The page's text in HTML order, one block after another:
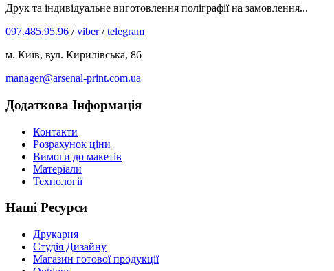
Друк та індивідуальне виготовлення поліграфії на замовлення...
097.485.95.96 /viber/telegram
м. Київ, вул. Кирилівська, 86
manager@arsenal-print.com.ua
Додаткова Інформація
Контакти
Розрахунок ціни
Вимоги до макетів
Матеріали
Технології
Наші Ресурси
Друкарня
Студія Дизайну
Магазин готової продукції